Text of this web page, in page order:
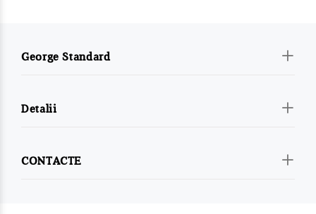
George Standard
Detalii
CONTACTE